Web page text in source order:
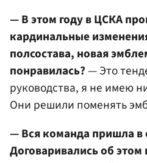
— В этом году в ЦСКА
кардинальные
полсостава, новая
понравилась?— Это
руководства, я не имею
Они решили поменять
— Вся команда пришла в
Договаривались об